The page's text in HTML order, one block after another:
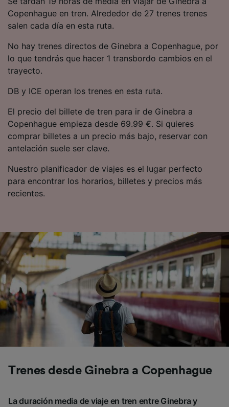
Copenhague en tren. Alrededor de 27 trenes trenes
salen cada día en esta ruta.
No hay trenes directos de Ginebra a Copenhague, por
lo que tendrás que hacer 1 transbordo cambios en el
trayecto.
DB y ICE operan los trenes en esta ruta.
El precio del billete de tren para ir de Ginebra a
Copenhague empieza desde 69.99 €. Si quieres
comprar billetes a un precio más bajo, reservar con
antelación suele ser clave.
Nuestro planificador de viajes es el lugar perfecto
para encontrar los horarios, billetes y precios más
recientes.
Trenes desde Ginebra a Copenhague
La duración media de viaje en tren entre Ginebra y
precisa. Analizar activamente las
características del dispositivo para su
identificación. Almacenar la información en un
contenido personalizados, medición de
publicidad y contenido, investigación de
audiencia y desarrollo de servicios.
Lista de asociados (proveedores)